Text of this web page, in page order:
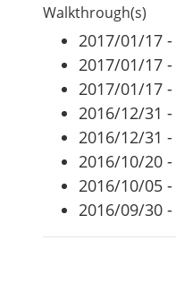
Walkthrough(s)
2017/01/17 -
2017/01/17 -
2017/01/17 -
2016/12/31 -
2016/12/31 -
2016/10/20 -
2016/10/05 -
2016/09/30 -